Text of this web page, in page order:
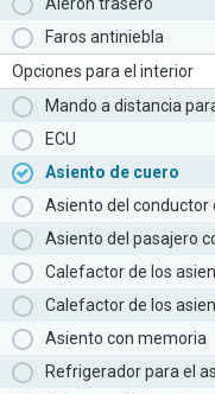
Aleron trasero
Faros antiniebla
Opciones para el interior
Mando a distancia
ECU
Asiento de cuero
Asiento del conductor
Asiento del pasajero
Calefactor de los
Calefactor de los
Asiento con memoria
Refrigerador para el